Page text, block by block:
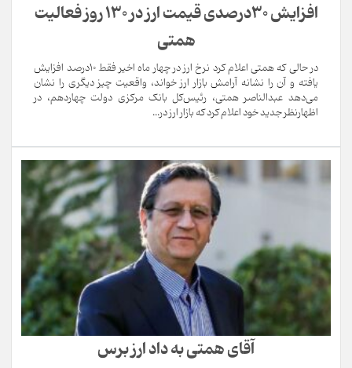
افزایش 30‌درصدی قیمت ارز در 130‌ روز فعالیت
همتی
در حالی که همتی اعلام کرد نرخ ارز در چهار ماه اخیر فقط ۱۰‌درصد افزایش
یافته و آن را نشانه آرامش بازار ارز خواند، واقعیت چیز دیگری را نشان
می‌دهد عبدالناصر همتی، رئیس‌کل بانک مرکزی دولت چهاردهم، در
اظهارنظر جدید خود اعلام کرد که بازار ارز در...
آقای همتی به داد ارز برس